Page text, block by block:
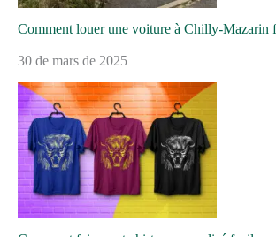
Comment louer une voiture à Chilly-Mazarin
30 de mars de 2025